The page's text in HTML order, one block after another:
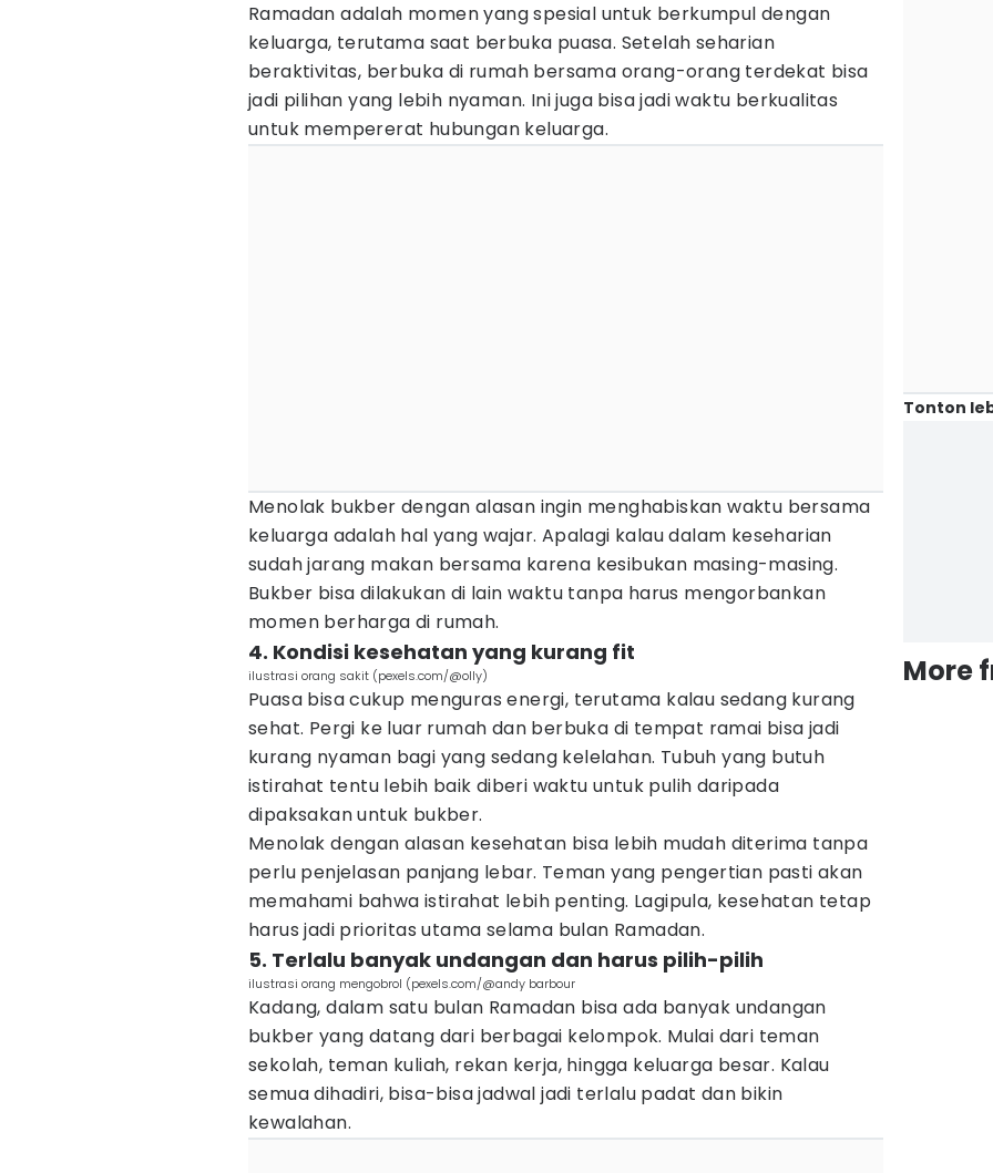
Ramadan adalah momen yang spesial untuk berkumpul dengan
keluarga, terutama saat berbuka puasa. Setelah seharian
beraktivitas, berbuka di rumah bersama orang-orang terdekat bisa
jadi pilihan yang lebih nyaman. Ini juga bisa jadi waktu berkualitas
untuk mempererat hubungan keluarga.
Menolak bukber dengan alasan ingin menghabiskan waktu bersama
keluarga adalah hal yang wajar. Apalagi kalau dalam keseharian
sudah jarang makan bersama karena kesibukan masing-masing.
Bukber bisa dilakukan di lain waktu tanpa harus mengorbankan
momen berharga di rumah.
4. Kondisi kesehatan yang kurang fit
ilustrasi orang sakit (pexels.com/@olly)
Puasa bisa cukup menguras energi, terutama kalau sedang kurang
sehat. Pergi ke luar rumah dan berbuka di tempat ramai bisa jadi
kurang nyaman bagi yang sedang kelelahan. Tubuh yang butuh
istirahat tentu lebih baik diberi waktu untuk pulih daripada
dipaksakan untuk bukber.
Menolak dengan alasan kesehatan bisa lebih mudah diterima tanpa
perlu penjelasan panjang lebar. Teman yang pengertian pasti akan
memahami bahwa istirahat lebih penting. Lagipula, kesehatan tetap
harus jadi prioritas utama selama bulan Ramadan.
5. Terlalu banyak undangan dan harus pilih-pilih
ilustrasi orang mengobrol (pexels.com/@andy barbour
Kadang, dalam satu bulan Ramadan bisa ada banyak undangan
bukber yang datang dari berbagai kelompok. Mulai dari teman
sekolah, teman kuliah, rekan kerja, hingga keluarga besar. Kalau
semua dihadiri, bisa-bisa jadwal jadi terlalu padat dan bikin
kewalahan.
Tonton
More